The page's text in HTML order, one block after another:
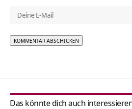
Das könnte dich auch